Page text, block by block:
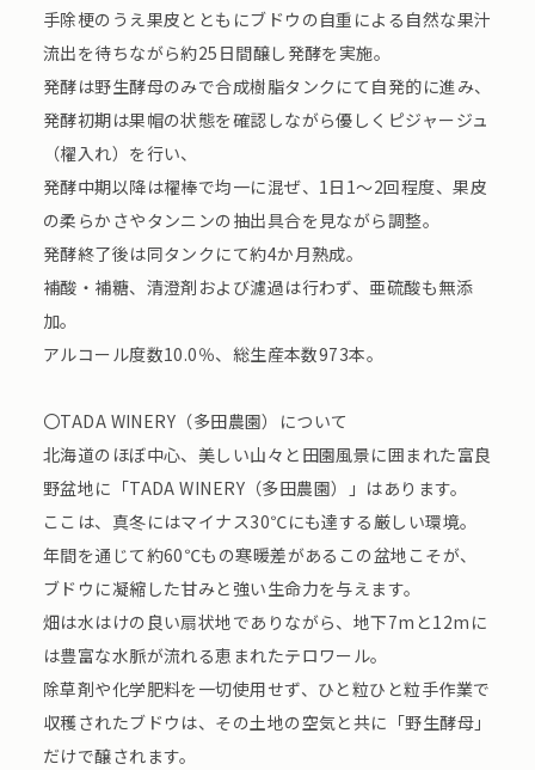
手除梗のうえ果皮とともにブドウの自重による自然な果汁
流出を待ちながら約25日間醸し発酵を実施。
発酵は野生酵母のみで合成樹脂タンクにて自発的に進み、
発酵初期は果帽の状態を確認しながら優しくピジャージュ
（櫂入れ）を行い、
発酵中期以降は櫂棒で均一に混ぜ、1日1～2回程度、果皮
の柔らかさやタンニンの抽出具合を見ながら調整。
発酵終了後は同タンクにて約4か月熟成。
補酸・補糖、清澄剤および濾過は行わず、亜硫酸も無添
加。
アルコール度数10.0％、総生産本数973本。
〇TADA WINERY（多田農園）について
北海道のほぼ中心、美しい山々と田園風景に囲まれた富良
野盆地に「TADA WINERY（多田農園）」はあります。
ここは、真冬にはマイナス30℃にも達する厳しい環境。
年間を通じて約60℃もの寒暖差があるこの盆地こそが、
ブドウに凝縮した甘みと強い生命力を与えます。
畑は水はけの良い扇状地でありながら、地下7mと12mに
は豊富な水脈が流れる恵まれたテロワール。
除草剤や化学肥料を一切使用せず、ひと粒ひと粒手作業で
収穫されたブドウは、その土地の空気と共に「野生酵母」
だけで醸されます。